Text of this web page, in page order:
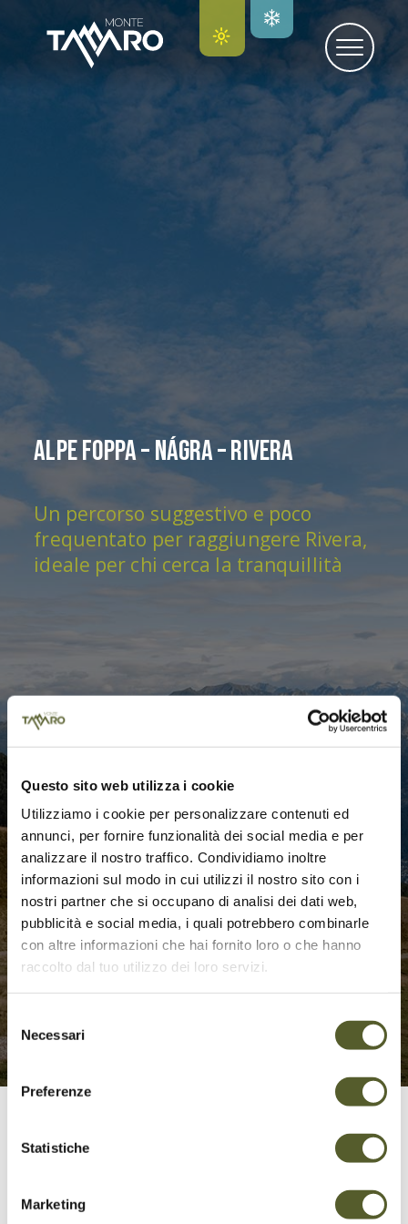
Questo sito web utilizza i cookie
Utilizziamo i cookie per personalizzare contenuti ed
annunci, per fornire funzionalità dei social media e per
analizzare il nostro traffico. Condividiamo inoltre
informazioni sul modo in cui utilizzi il nostro sito con i
nostri partner che si occupano di analisi dei dati web,
pubblicità e social media, i quali potrebbero combinarle
con altre informazioni che hai fornito loro o che hanno
raccolto dal tuo utilizzo dei loro servizi.
Selezione
del
consenso
Necessari
Preferenze
Statistiche
Marketing
Alpe Foppa – Nágra – Rivera
Un percorso suggestivo e poco
frequentato per raggiungere Rivera,
ideale per chi cerca la tranquillità
del Trodo seguendo un’antica mulattiera